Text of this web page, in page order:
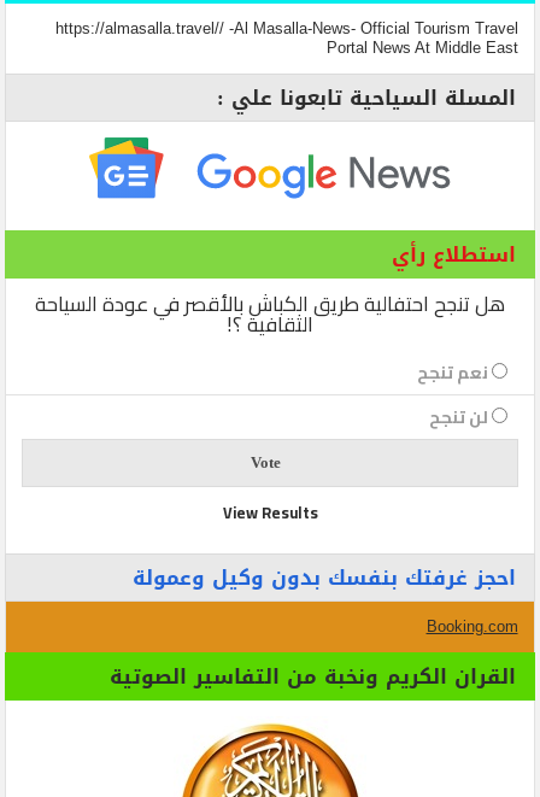
https://almasalla.travel// -Al Masalla-News- Official Tourism Travel
Portal News At Middle East
المسلة السياحية تابعونا علي :
استطلاع رأي
هل تنجح احتفالية طريق الكباش بالأقصر في عودة السياحة
الثقافية ؟!
نعم تنجح
لن تنجح
View Results
احجز غرفتك بنفسك بدون وكيل وعمولة
Booking.com
القران الكريم ونخبة من التفاسير الصوتية